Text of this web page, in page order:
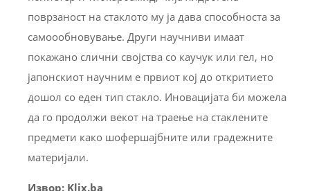
поврзаност на стаклото му ја дава способноста за
самоообновување. Други научниви имаат
покажано слични својства со каучук или гел, но
јапонскиот научним е првиот кој до откритието
дошол со еден тип стакло. Иновацијата би можела
да го продолжи векот на траење на стаклените
предмети како шофершајбните или градежните
материјали.
Извор: Klix.ba